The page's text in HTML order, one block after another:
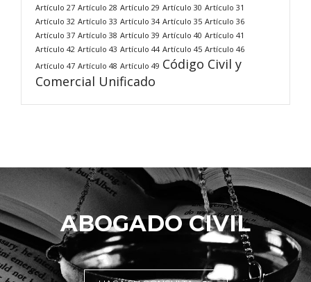
Artículo 27 Artículo 28 Artículo 29 Artículo 30 Artículo 31
Artículo 32 Artículo 33 Artículo 34 Artículo 35 Artículo 36
Artículo 37 Artículo 38 Artículo 39 Artículo 40 Artículo 41
Artículo 42 Artículo 43 Artículo 44 Artículo 45 Artículo 46
Artículo 47 Artículo 48 Artículo 49 Código Civil y
Comercial Unificado
ABOGADO CIVIL